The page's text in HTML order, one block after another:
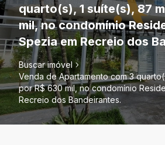
quarto(s), 1 suíte(s), 87
mil, no condomínio
Spezia em Recreio dos
Buscar imóvel
Venda de Apartamento com 3
por R$ 630 mil, no condomínio
Recreio dos Bandeirantes.